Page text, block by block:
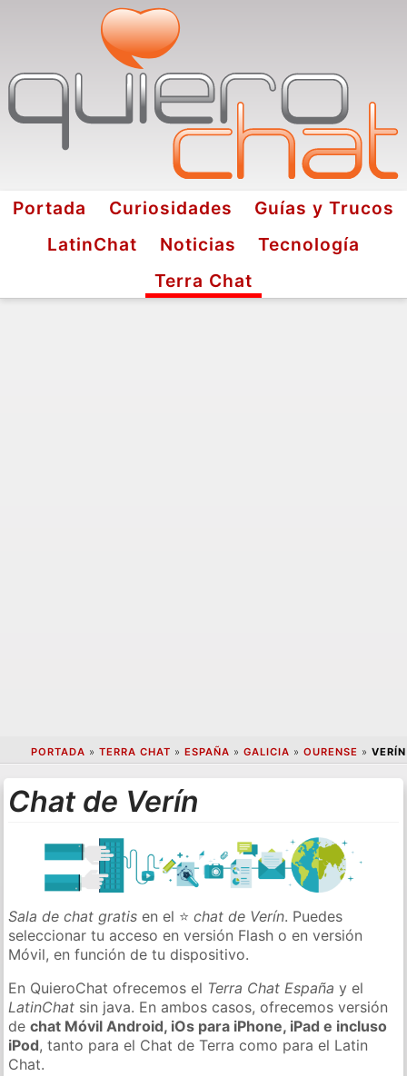
Portada Curiosidades
Guías y Trucos
LatinChat
Noticias
Tecnología
Terra Chat
PORTADA » TERRA CHAT » ESPAÑA » GALICIA » OURENSE » VERÍN
Chat de Verín
Sala de chat gratis en el ⭐chat de Verín. Puedes
seleccionar tu acceso en versión Flash o en versión
Móvil, en función de tu dispositivo.
En QuieroChat ofrecemos el Terra Chat España y el
LatinChat sin java. En ambos casos, ofrecemos versión
dechat Móvil Android, iOs para iPhone, iPad e incluso
iPod, tanto para el Chat de Terra como para el Latin
Chat.